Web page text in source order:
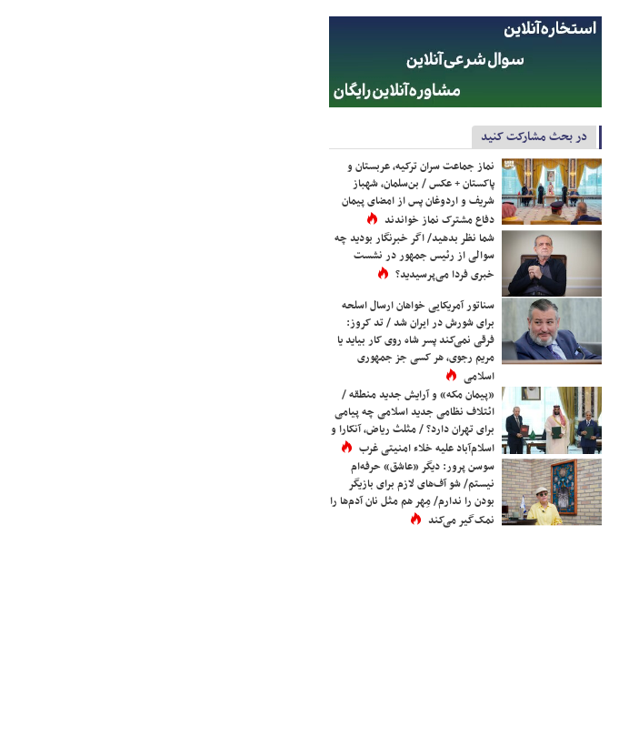
در بحث مشارکت کنید
نماز جماعت سران ترکیه، عربستان و
پاکستان + عکس / بن‌سلمان، شهباز
شریف و اردوغان پس از امضای پیمان
دفاع مشترک نماز خواندند
شما نظر بدهید/ اگر خبرنگار بودید چه
سوالی از رئیس جمهور در نشست
خبری فردا می‌پرسیدید؟
سناتور آمریکایی خواهان ارسال اسلحه
برای شورش در ایران شد / تد کروز:
فرقی نمی‌کند پسر شاه روی کار بیاید یا
مریم رجوی، هر کسی جز جمهوری
اسلامی
«پیمان مکه» و آرایش جدید منطقه /
ائتلاف نظامی جدید اسلامی چه پیامی
برای تهران دارد؟ / مثلث ریاض، آنکارا و
اسلام‌آباد علیه خلاء امنیتی غرب
سوسن پرور: دیگر «عاشق» حرفه‌ام
نیستم/ شو آف‌های لازم برای بازیگر
بودن را ندارم/ مِهر هم مثل نان آدم‌ها را
نمک‌گیر می‌کند